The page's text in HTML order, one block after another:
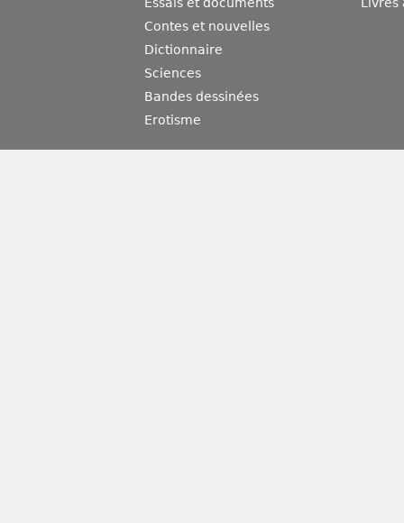
Essais et documents
Contes et nouvelles
Dictionnaire
Sciences
Bandes dessinées
Erotisme
Livres